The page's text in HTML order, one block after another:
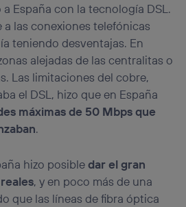
España con la tecnología DSL.
a las conexiones telefónicas
teniendo desventajas. En
alejadas de las centralitas o
Las limitaciones del cobre,
el DSL, hizo que en España
máximas de 50 Mbps que
.
hizo posibledar el gran
, y en poco más de una
que las líneas de fibra óptica